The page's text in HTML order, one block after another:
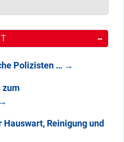
Polizisten … →
→
Hauswart, Reinigung und